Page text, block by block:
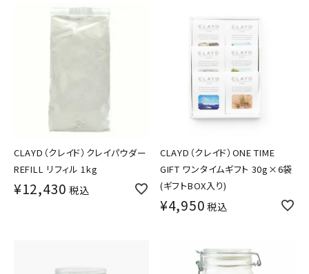
CLAYD（クレイド）クレイパウダー
REFILL リフィル 1kg
¥12,430 税込
CLAYD（クレイド）ONE TIME
GIFT ワンタイムギフト 30g×6袋
(ギフトBOX入り)
¥4,950 税込